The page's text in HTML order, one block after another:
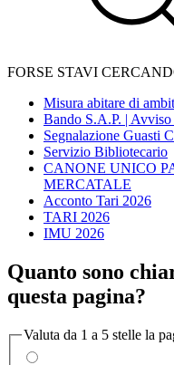
FORSE STAVI
Misura abitare di
Bando S.A.P. | Avviso
Segnalazione Guasti
Servizio Bibliotecario
CANONE UNICO
MERCATALE
Acconto Tari 2026
TARI 2026
IMU 2026
Quanto sono
questa pagina?
Valuta da 1 a 5 stelle la